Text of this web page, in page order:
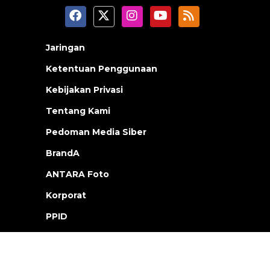
Jaringan
Ketentuan Penggunaan
Kebijakan Privasi
Tentang Kami
Pedoman Media Siber
BrandA
ANTARA Foto
Korporat
PPID